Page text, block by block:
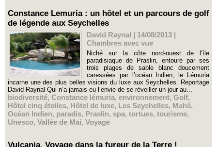
Constance Lemuria : un hôtel et un parcours de golf
de légende aux Seychelles
David Raynal | 14/08/2013 |
Chambres avec vue
Niché sur la côte nord-ouest de l’île
paradisiaque de Praslin, entouré par ses
trois plages de sable blanc doucement
caressées par l’océan Indien, le Lémuria
incarne une des plus belles visions du luxe aux Seychelles. Reportage
David Raynal Qui n’a jamais eu l’envie de se réveiller un jour au...
biodiversité, Constance lémuria, environnement, Golf,
Hôtel cinq étoiles, Hôtel de luxe, Les Seychelles, Mahé,
Océan Indien, paradis, Praslin, spa, tortues, tourisme,
Unesco, Vallée de Mai, Voyage
Vulcania, Voyage dans la fureur de la Terre !